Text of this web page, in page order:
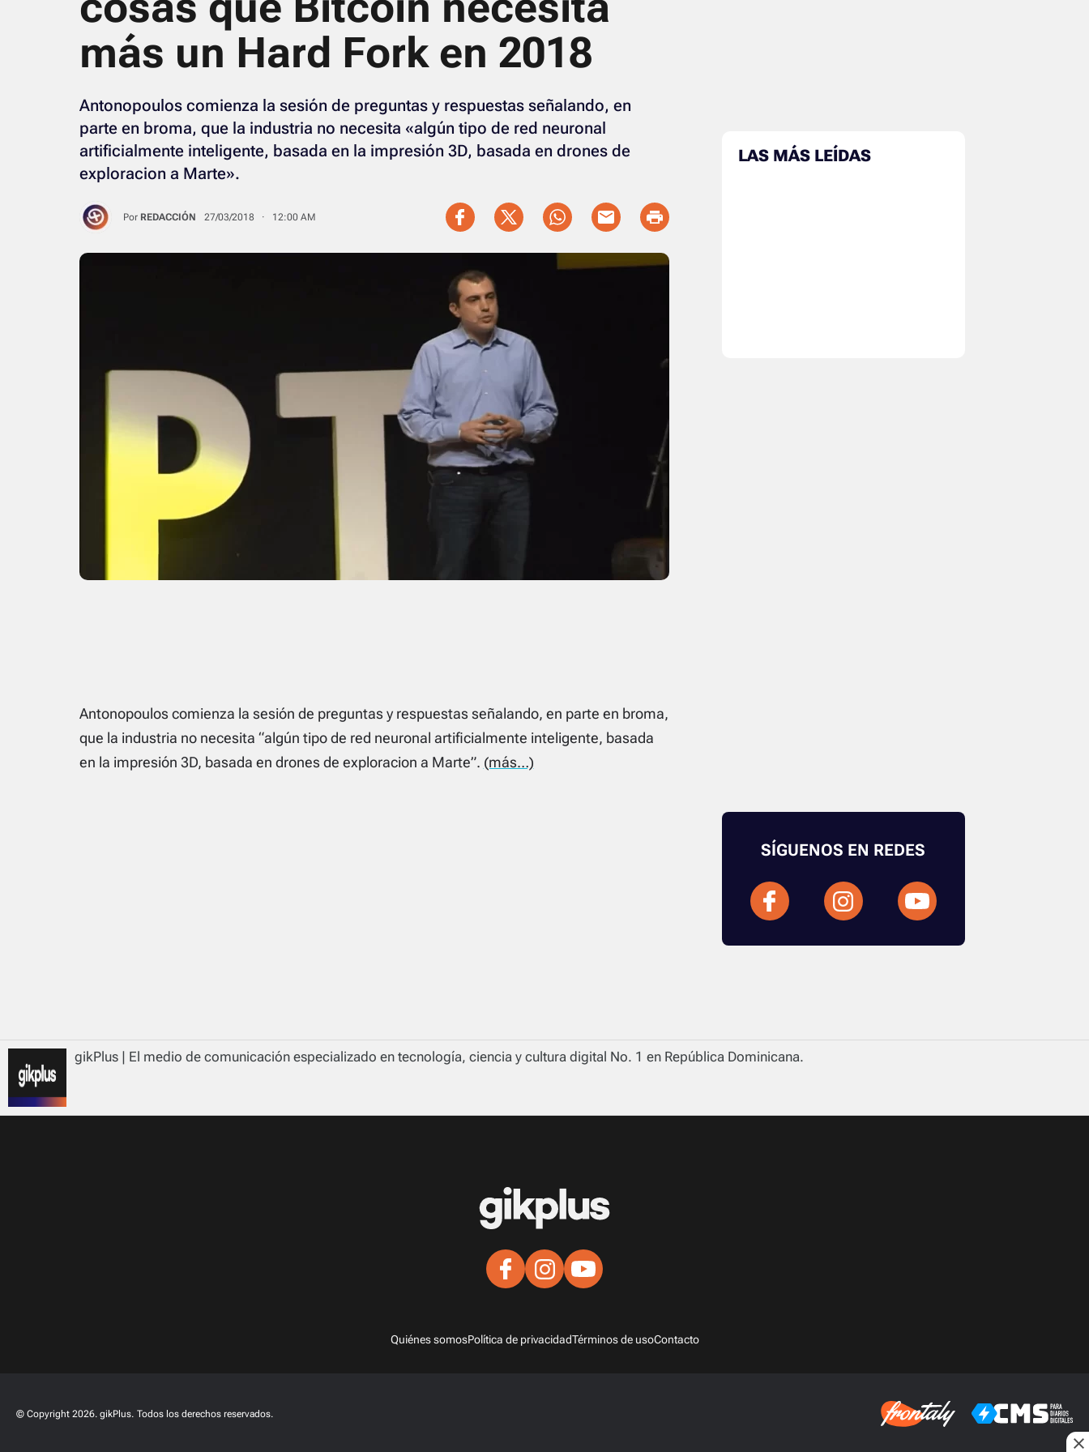
más un Hard Fork en 2018
Antonopoulos comienza la sesión de preguntas y respuestas señalando, en
parte en broma, que la industria no necesita «algún tipo de red neuronal
artificialmente inteligente, basada en la impresión 3D, basada en drones de
exploracion a Marte».
Por REDACCIÓN 27/03/2018 · 12:00 AM
Antonopoulos comienza la sesión de preguntas y respuestas señalando, en parte en broma,
que la industria no necesita “algún tipo de red neuronal artificialmente inteligente, basada
en la impresión 3D, basada en drones de exploracion a Marte”. (más…)
LAS MÁS LEÍDAS
SÍGUENOS EN REDES
gikPlus | El medio de comunicación especializado en tecnología, ciencia y cultura digital No. 1 en República Dominicana.
Quiénes somosPolítica de privacidadTérminos de usoContacto
© Copyright 2026. gikPlus. Todos los derechos reservados.